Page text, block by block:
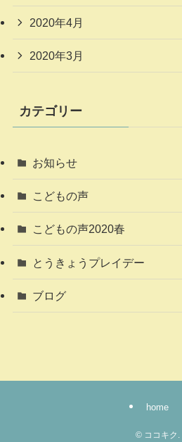
2020年4月
2020年3月
カテゴリー
お知らせ
こどもの声
こどもの声2020春
とうきょうプレイデー
ブログ
home
©ココキク.